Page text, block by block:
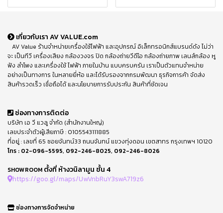
เกี่ยวกับเรา AV VALUE.com
AV Value ร้านจำหน่ายเครื่องใช้ไฟฟ้า และอุปกรณ์ อิเล็กทรอนิกส์แบรนด์ดัง ไม่ว่า
จะ เป็นทีวี เครื่องเสียง กล้องวงจร ปิด กล้องถ่ายวีดีโอ กล้องถ่ายภาพ เลนส์กล้อง หู
ฟัง ลำโพง และเครื่องใช้ ไฟฟ้า ภายในบ้าน แบบครบครัน เราเป็นตัวแทนจำหน่าย
อย่างเป็นทางการ ในหลายยี่ห้อ และได้รับรองจากกรมพัฒนา ธุรกิจการค้า จัดส่ง
สินค้ารวดเร็ว เชื่อถือได้ และนโยบายการรับประกัน สินค้าที่ชัดเจน
ช่องทางการติดต่อ
บริษัท เอ วี แวลู จำกัด (สำนักงานใหญ่)
เลขประจำตัวผู้เสียภาษี : 0105543111885
ที่อยู่ : เลขที่ 65 ซอยจันทน์33 ถนนจันทน์ แขวงทุ่งดอน เขตสาทร กรุงเทพฯ 10120
โทร : 02-096-5595, 092-246-8025, 092-246-8026
SHOWROOM ตั้งที่ ห้างวนิลามูน ชั้น 4
https://goo.gl/maps/UwVnbRuY3swA719z6
ช่องทางการจัดจำหน่าย